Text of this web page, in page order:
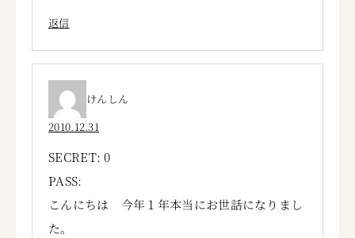
返信
けんしん
2010.12.31
SECRET: 0
PASS:
こんにちは 今年１年本当にお世話になりまし
た。